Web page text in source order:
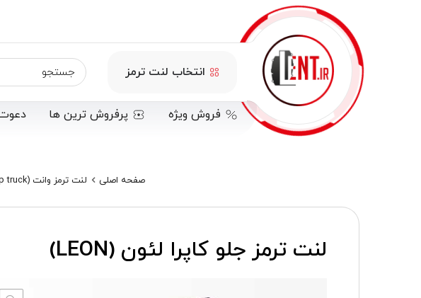
انتخاب لنت ترمز
فروش ویژه پرفروش ترین ها
صفحه اصلی لنت ترمز وانت (Pickup truck)
لنت ترمز جلو کاپرا لئون (LEON)